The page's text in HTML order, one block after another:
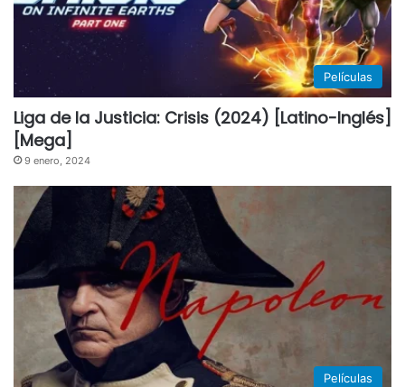
Películas
Liga de la Justicia: Crisis (2024) [Latino-Inglés]
[Mega]
9 enero, 2024
Películas